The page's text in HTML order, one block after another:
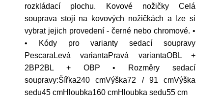
rozkládací plochu. Kovové nožičky Celá
souprava stojí na kovových nožičkách a lze si
vybrat jejich provedení - černé nebo chromové. •
• Kódy pro varianty sedací soupravy
PescaraLevá variantaPravá variantaOBL +
2BP2BL + OBP • Rozměry sedací
soupravy:Šířka240 cmVýška72 / 91 cmVýška
sedu45 cmHloubka160 cmHloubka sedu55 cm